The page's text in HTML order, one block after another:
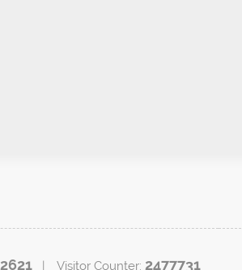
2621| Visitor Counter: 2477731